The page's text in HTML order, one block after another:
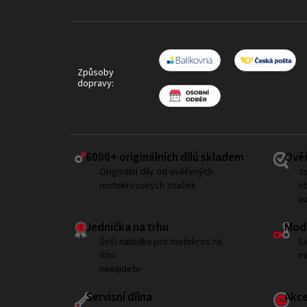
Způsoby
dopravy:
6000+ ​originálních dílů skladem
Originální díly od ověřených
motokrosových značek
Jednička na trhu
Širší nabídku pro motokros na
trhu
nenajdete
Servisní dílna